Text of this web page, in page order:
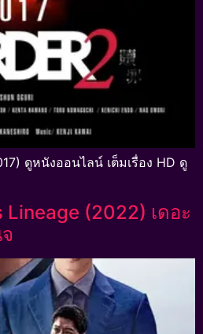
ดูหนังออนไลน์ เต็มเรื่อง HD ดู
Lineage (2022) เดอะ